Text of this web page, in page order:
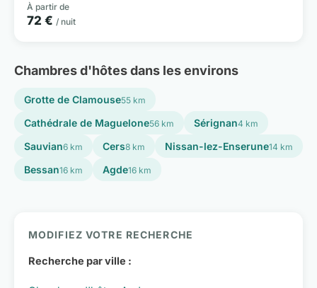
À partir de
72 € / nuit
Chambres d'hôtes dans les environs
Grotte de Clamouse55 km
Cathédrale de Maguelone56 km Sérignan4 km
Sauvian6 km Cers8 km Nissan-lez-Enserune14 km
Bessan16 km Agde16 km
MODIFIEZ VOTRE RECHERCHE
Recherche par ville :